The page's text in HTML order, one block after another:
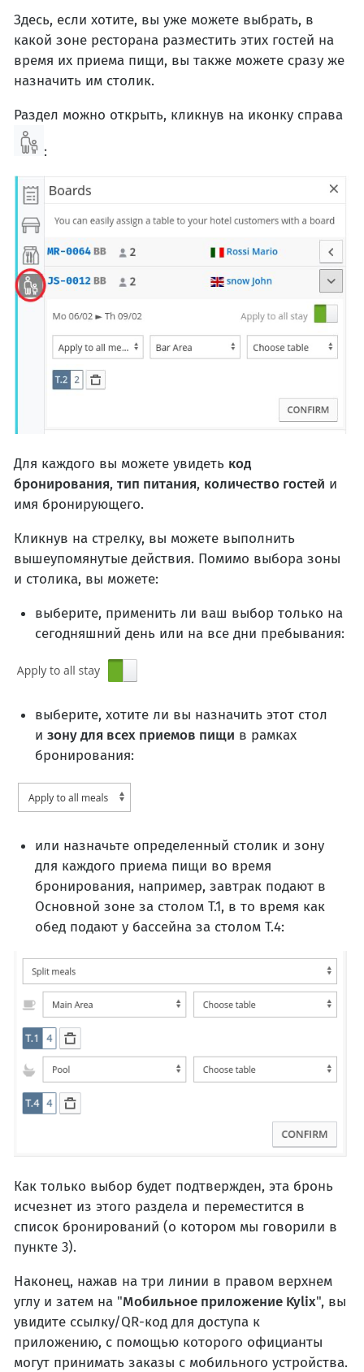
Здесь, если хотите, вы уже можете выбрать, в
какой зоне ресторана разместить этих гостей на
время их приема пищи, вы также можете сразу же
назначить им столик.
Раздел можно открыть, кликнув на иконку справа
:
Для каждого вы можете увидеть код
бронирования, тип питания, количество гостей и
имя бронирующего.
Кликнув на стрелку, вы можете выполнить
вышеупомянутые действия. Помимо выбора зоны
и столика, вы можете:
выберите, применить ли ваш выбор только на
сегодняшний день или на все дни пребывания:
выберите, хотите ли вы назначить этот стол
и зону для всех приемов пищи в рамках
бронирования:
или назначьте определенный столик и зону
для каждого приема пищи во время
бронирования, например, завтрак подают в
Основной зоне за столом Т.1, в то время как
обед подают у бассейна за столом Т.4:
Как только выбор будет подтвержден, эта бронь
исчезнет из этого раздела и переместится в
список бронирований (о котором мы говорили в
пункте 3).
Наконец, нажав на три линии в правом верхнем
углу и затем на "Мобильное приложение Kylix", вы
увидите ссылку/QR-код для доступа к
приложению, с помощью которого официанты
могут принимать заказы с мобильного устройства.